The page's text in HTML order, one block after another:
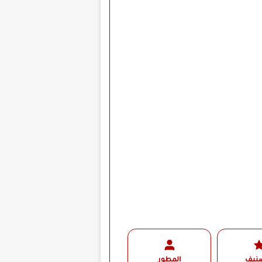
المطور